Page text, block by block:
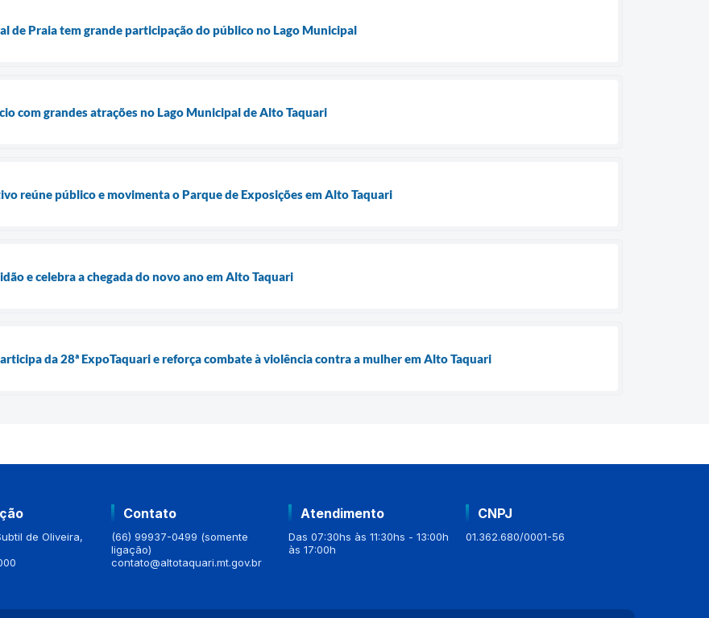
de Praia tem grande participação do público no Lago Municipal
com grandes atrações no Lago Municipal de Alto Taquari
reúne público e movimenta o Parque de Exposições em Alto Taquari
e celebra a chegada do novo ano em Alto Taquari
da 28ª ExpoTaquari e reforça combate à violência contra a mulher em Alto Taquari
de Oliveira,
Contato
(66) 99937-0499 (somente
ligação)
contato@altotaquari.mt.gov.br
Atendimento
Das 07:30hs às 11:30hs - 13:00h
às 17:00h
CNPJ
01.362.680/0001-56